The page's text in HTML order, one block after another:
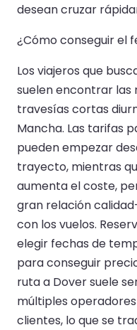
desean cruzar
¿Cómo conseguir el
Los viajeros que
suelen encontrar las
travesías cortas
Mancha. Las tarifas
pueden empezar
trayecto, mientras
aumenta el coste,
gran relación
con los vuelos.
elegir fechas de
para conseguir
ruta a Dover suele
múltiples
clientes, lo que se